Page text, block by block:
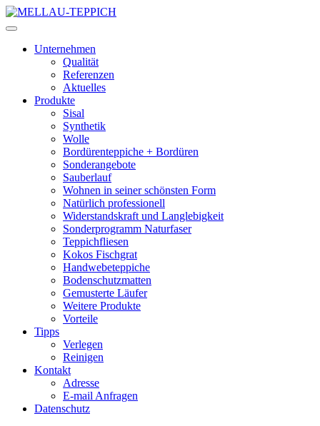
Unternehmen
Qualität
Referenzen
Aktuelles
Produkte
Sisal
Synthetik
Wolle
Bordürenteppiche + Bordüren
Sonderangebote
Sauberlauf
Wohnen in seiner schönsten Form
Natürlich professionell
Widerstandskraft und Langlebigkeit
Sonderprogramm Naturfaser
Teppichfliesen
Kokos Fischgrat
Handwebeteppiche
Bodenschutzmatten
Gemusterte Läufer
Weitere Produkte
Vorteile
Tipps
Verlegen
Reinigen
Kontakt
Adresse
E-mail Anfragen
Datenschutz